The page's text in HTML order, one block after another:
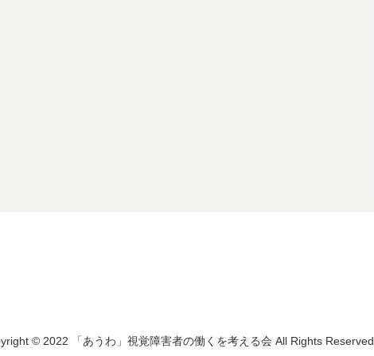
© 2022 「あうわ」視覚障害者の働くを考える会 All Rights Reserved.